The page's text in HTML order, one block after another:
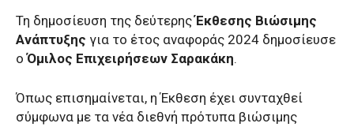
Τη δημοσίευση της δεύτερηςΈκθεσης Βιώσιμης
Ανάπτυξης για το έτος αναφοράς 2024 δημοσίευσε
οΌμιλος Επιχειρήσεων Σαρακάκη.
Όπως επισημαίνεται, η Έκθεση έχει συνταχθεί
σύμφωνα με τα νέα διεθνή πρότυπα βιώσιμης